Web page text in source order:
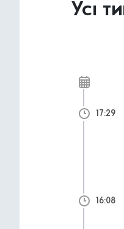
Усі
17:29
16:08